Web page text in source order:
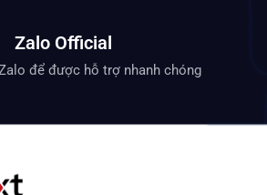
Zalo Official
để được hỗ trợ nhanh chóng